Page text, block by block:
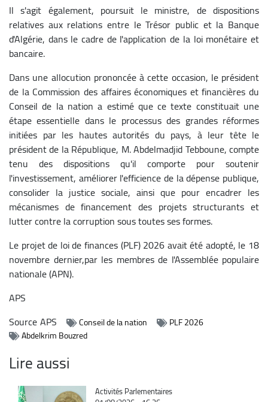
Il s'agit également, poursuit le ministre, de dispositions
relatives aux relations entre le Trésor public et la Banque
d'Algérie, dans le cadre de l'application de la loi monétaire et
bancaire.
Dans une allocution prononcée à cette occasion, le président
de la Commission des affaires économiques et financières du
Conseil de la nation a estimé que ce texte constituait une
étape essentielle dans le processus des grandes réformes
initiées par les hautes autorités du pays, à leur tête le
président de la République, M. Abdelmadjid Tebboune, compte
tenu des dispositions qu'il comporte pour soutenir
l'investissement, améliorer l'efficience de la dépense publique,
consolider la justice sociale, ainsi que pour encadrer les
mécanismes de financement des projets structurants et
lutter contre la corruption sous toutes ses formes.
Le projet de loi de finances (PLF) 2026 avait été adopté, le 18
novembre dernier,par les membres de l'Assemblée populaire
nationale (APN).
APS
SourceAPS Conseil de la nation
PLF 2026
Abdelkrim Bouzred
Lire aussi
Catégorie
Activités Parlementaires